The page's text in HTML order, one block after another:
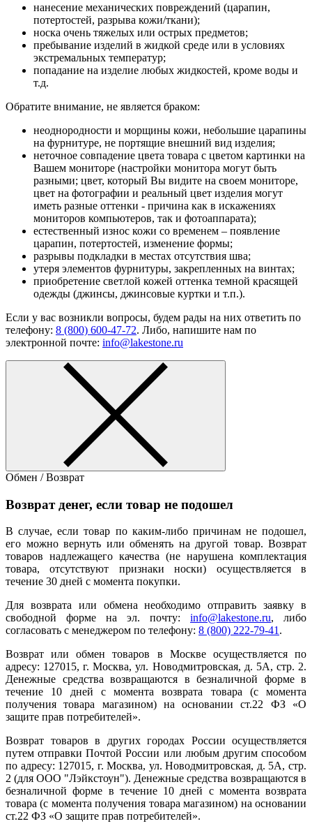
нанесение механических повреждений (царапин,
потертостей, разрыва кожи/ткани);
носка очень тяжелых или острых предметов;
пребывание изделий в жидкой среде или в условиях
экстремальных температур;
попадание на изделие любых жидкостей, кроме воды и
т.д.
Обратите внимание, не является браком:
неоднородности и морщины кожи, небольшие царапины
на фурнитуре, не портящие внешний вид изделия;
неточное совпадение цвета товара с цветом картинки на
Вашем мониторе (настройки монитора могут быть
разными; цвет, который Вы видите на своем мониторе,
цвет на фотографии и реальный цвет изделия могут
иметь разные оттенки - причина как в искажениях
мониторов компьютеров, так и фотоаппарата);
естественный износ кожи со временем – появление
царапин, потертостей, изменение формы;
разрывы подкладки в местах отсутствия шва;
утеря элементов фурнитуры, закрепленных на винтах;
приобретение светлой кожей оттенка темной красящей
одежды (джинсы, джинсовые куртки и т.п.).
Если у вас возникли вопросы, будем рады на них ответить по
телефону: 8 (800) 600-47-72. Либо, напишите нам по
электронной почте: info@lakestone.ru
Обмен / Возврат
Возврат денег, если товар не подошел
В случае, если товар по каким-либо причинам не подошел,
его можно вернуть или обменять на другой товар. Возврат
товаров надлежащего качества (не нарушена комплектация
товара, отсутствуют признаки носки) осуществляется в
течение 30 дней с момента покупки.
Для возврата или обмена необходимо отправить заявку в
свободной форме на эл. почту: info@lakestone.ru, либо
согласовать с менеджером по телефону: 8 (800) 222-79-41 .
Возврат или обмен товаров в Москве осуществляется по
адресу: 127015, г. Москва, ул. Новодмитровская, д. 5А, стр. 2.
Денежные средства возвращаются в безналичной форме в
течение 10 дней с момента возврата товара (с момента
получения товара магазином) на основании ст.22 ФЗ «О
защите прав потребителей».
Возврат товаров в других городах России осуществляется
путем отправки Почтой России или любым другим способом
по адресу: 127015, г. Москва, ул. Новодмитровская, д. 5А, стр.
2 (для ООО "Лэйкстоун"). Денежные средства возвращаются в
безналичной форме в течение 10 дней с момента возврата
товара (с момента получения товара магазином) на основании
ст.22 ФЗ «О защите прав потребителей».